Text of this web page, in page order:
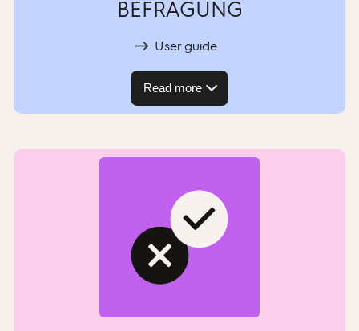
BEFRAGUNG
User guide
Read more